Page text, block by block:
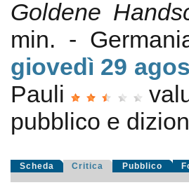
Goldene
min. -
giovedì 29
Pauli
pubblico e
Scheda Critica Pubblico